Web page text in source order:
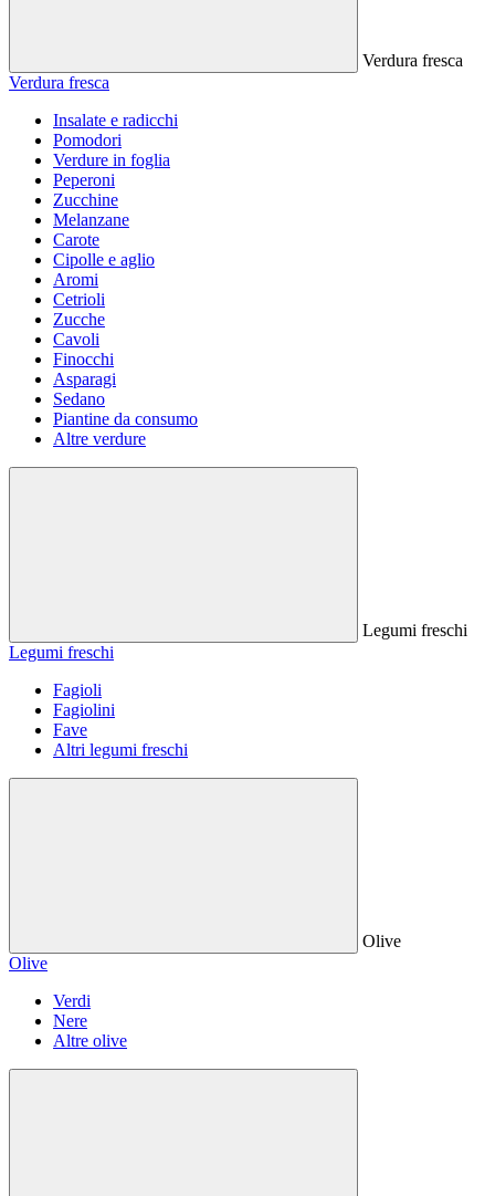
Verdura fresca
Verdura fresca
Insalate e radicchi
Pomodori
Verdure in foglia
Peperoni
Zucchine
Melanzane
Carote
Cipolle e aglio
Aromi
Cetrioli
Zucche
Cavoli
Finocchi
Asparagi
Sedano
Piantine da consumo
Altre verdure
Legumi freschi
Legumi freschi
Fagioli
Fagiolini
Fave
Altri legumi freschi
Olive
Olive
Verdi
Nere
Altre olive